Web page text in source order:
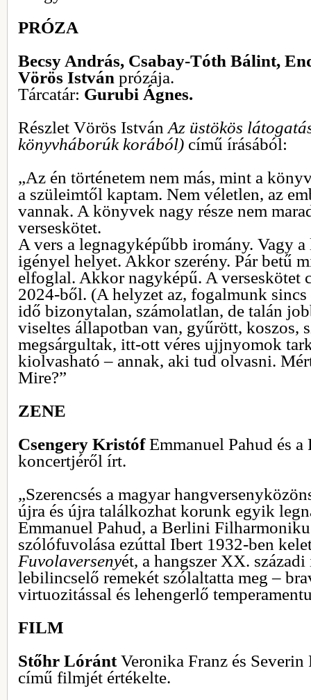
PRÓZA
Becsy András, Csabay-Tóth Bálint,
Vörös István prózája.
Tárcatár: Gurubi Ágnes.
Részlet Vörös István Az üstökös
könyvháborúk korából) című írásából:
„Az én történetem nem más, mint a
a szüleimtől kaptam. Nem véletlen, az
vannak. A könyvek nagy része nem
verseskötet.
A vers a legnagyképűbb iromány. Vagy
igényel helyet. Akkor szerény. Pár betű
elfoglal. Akkor nagyképű. A verseskötet
2024-ből. (A helyzet az, fogalmunk
idő bizonytalan, számolatlan, de talán
viseltes állapotban van, gyűrött, koszos,
megsárgultak, itt-ott véres ujjnyomok
kiolvasható – annak, aki tud olvasni.
Mire?”
ZENE
Csengery KristófEmmanuel Pahud és a
koncertjéről írt.
„Szerencsés a magyar
újra és újra találkozhat korunk egyik
Emmanuel Pahud, a Berlini
szólófuvolása ezúttal Ibert 1932-ben
Fuvolaversenyét, a hangszer XX.
lebilincselő remekét szólaltatta meg –
virtuozitással és lehengerlő
FILM
Stőhr LórántVeronika Franz és Severin
című filmjét értékelte.